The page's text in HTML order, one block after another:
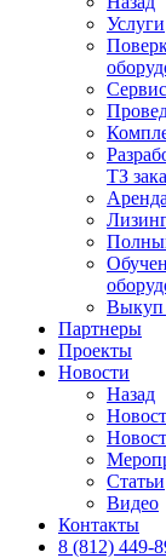
Услуги
ТЗ
Выкуп
Партнеры
Проекты
Новости
Назад
Статьи
Видео
Контакты
8 (812) 449-